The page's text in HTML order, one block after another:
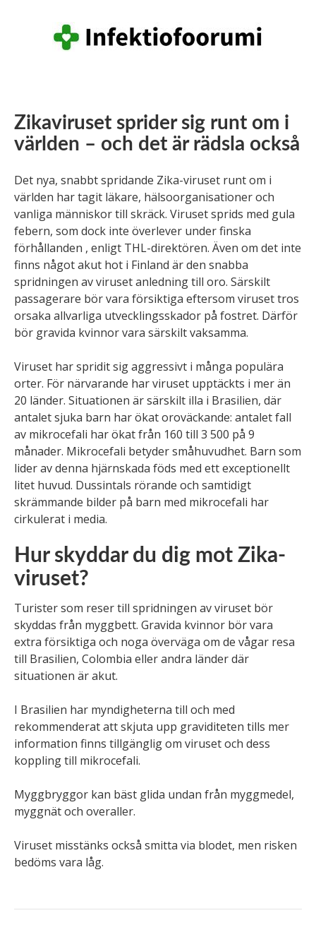
Zikaviruset sprider sig runt om i
världen – och det är rädsla också
Det nya, snabbt spridande Zika-viruset runt om i
världen har tagit läkare, hälsoorganisationer och
vanliga människor till skräck. Viruset sprids med gula
febern, som dock inte överlever under finska
förhållanden , enligt THL-direktören. Även om det inte
finns något akut hot i Finland är den snabba
spridningen av viruset anledning till oro. Särskilt
passagerare bör vara försiktiga eftersom viruset tros
orsaka allvarliga utvecklingsskador på fostret. Därför
bör gravida kvinnor vara särskilt vaksamma.
Viruset har spridit sig aggressivt i många populära
orter. För närvarande har viruset upptäckts i mer än
20 länder. Situationen är särskilt illa i Brasilien, där
antalet sjuka barn har ökat oroväckande: antalet fall
av mikrocefali har ökat från 160 till 3 500 på 9
månader. Mikrocefali betyder småhuvudhet. Barn som
lider av denna hjärnskada föds med ett exceptionellt
litet huvud. Dussintals rörande och samtidigt
skrämmande bilder på barn med mikrocefali har
cirkulerat i media.
Hur skyddar du dig mot Zika-
viruset?
Turister som reser till spridningen av viruset bör
skyddas från myggbett. Gravida kvinnor bör vara
extra försiktiga och noga överväga om de vågar resa
till Brasilien, Colombia eller andra länder där
situationen är akut.
I Brasilien har myndigheterna till och med
rekommenderat att skjuta upp graviditeten tills mer
information finns tillgänglig om viruset och dess
koppling till mikrocefali.
Myggbryggor kan bäst glida undan från myggmedel,
myggnät och overaller.
Viruset misstänks också smitta via blodet, men risken
bedöms vara låg.